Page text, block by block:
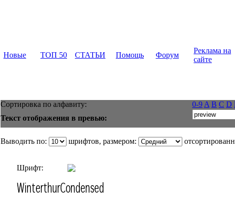
Новые ТОП 50 СТАТЬИ Помощь Форум
Реклама на
сайте
Сортировка по алфавиту: 0-9 A B C D
Текст отображения в превью:
Выводить по: шрифтов, размером:
Шрифт: